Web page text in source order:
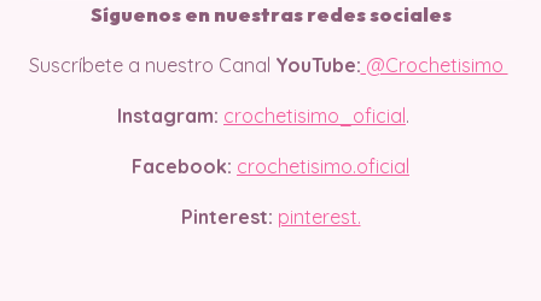
Síguenos en nuestras redes sociales
Suscríbete a nuestro Canal YouTube: @Crochetisimo
Instagram: crochetisimo_oficial.
Facebook: crochetisimo.oficial
Pinterest: pinterest.